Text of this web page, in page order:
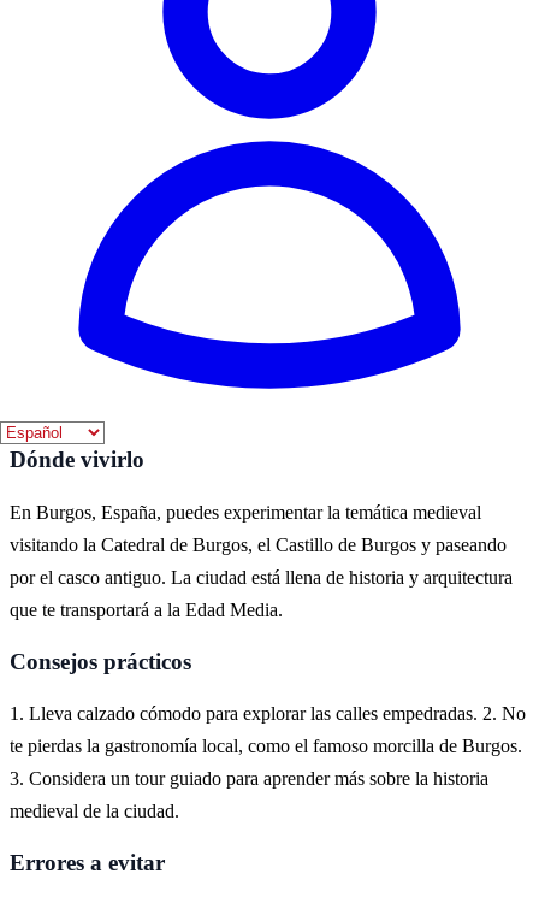
impresionante conjunto de tumbas reales y es un testimonio del
poder de la nobleza medieval. Burgos es, sin duda, un destino que
fascina a los amantes de la historia y la cultura.
3-7 díasMedio FácilApto familias
Mejor época
La mejor época para visitar Burgos es durante la primavera y el
verano, cuando el clima es agradable y hay más actividades al aire
libre. También se celebran festivales medievales que enriquecen la
Dónde vivirlo
En Burgos, España, puedes experimentar la temática medieval
visitando la Catedral de Burgos, el Castillo de Burgos y paseando
por el casco antiguo. La ciudad está llena de historia y arquitectura
que te transportará a la Edad Media.
Consejos prácticos
1. Lleva calzado cómodo para explorar las calles empedradas. 2. No
te pierdas la gastronomía local, como el famoso morcilla de Burgos.
3. Considera un tour guiado para aprender más sobre la historia
medieval de la ciudad.
Errores a evitar